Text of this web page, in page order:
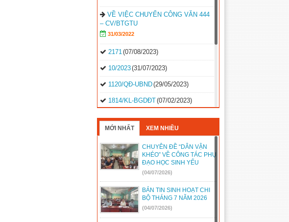
VỀ VIỆC CHUYỂN CÔNG VĂN 444
– CV/BTGTU
31/03/2022
2171(07/08/2023)
10/2023(31/07/2023)
1120/QĐ-UBND(29/05/2023)
1814/KL-BGDĐT(07/02/2023)
2496-QD-UBND(10/10/2022)
2494-QD-UBND(10/10/2022)
888/TB-UBND(31/08/2022)
2397/QĐ-UBND (26/08/2022)
31/2022/NQ-HĐND(16/08/2022)
MỚI NHẤT XEM NHIỀU
CHUYÊN ĐỀ “DÂN VẬN
KHÉO” VỀ CÔNG TÁC PHỤ
ĐẠO HỌC SINH YẾU
(04/07/2026)
BẢN TIN SINH HOẠT CHI
BỘ THÁNG 7 NĂM 2026
(04/07/2026)